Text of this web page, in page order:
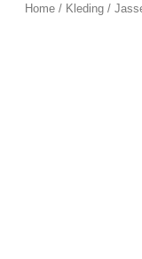
Home/ Kleding/